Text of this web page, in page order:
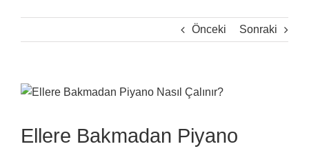
Önceki Sonraki
View
Image
Ellere Bakmadan Piyano